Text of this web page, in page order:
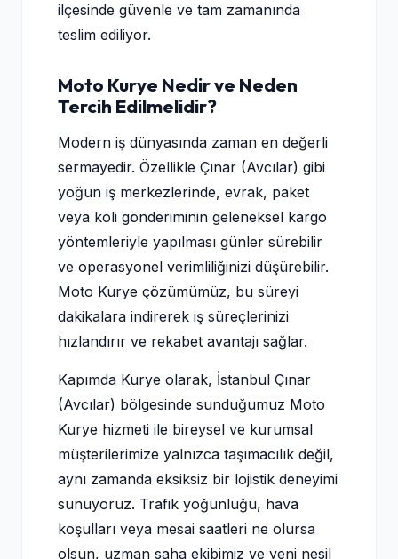
ilçesinde güvenle ve tam zamanında
teslim ediliyor.
Moto Kurye Nedir ve Neden
Tercih Edilmelidir?
Modern iş dünyasında zaman en değerli
sermayedir. Özellikle Çınar (Avcılar) gibi
yoğun iş merkezlerinde, evrak, paket
veya koli gönderiminin geleneksel kargo
yöntemleriyle yapılması günler sürebilir
ve operasyonel verimliliğinizi düşürebilir.
Moto Kurye çözümümüz, bu süreyi
dakikalara indirerek iş süreçlerinizi
hızlandırır ve rekabet avantajı sağlar.
Kapımda Kurye olarak, İstanbul Çınar
(Avcılar) bölgesinde sunduğumuz Moto
Kurye hizmeti ile bireysel ve kurumsal
müşterilerimize yalnızca taşımacılık değil,
aynı zamanda eksiksiz bir lojistik deneyimi
sunuyoruz. Trafik yoğunluğu, hava
koşulları veya mesai saatleri ne olursa
olsun, uzman saha ekibimiz ve yeni nesil